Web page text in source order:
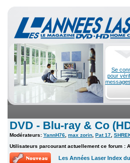
Se
pour
DVD - Blu-ray & Co
Modérateurs: YannH76 max zorin Pat 17
Utilisateurs parcourant actuellement ce forum :
Les Années Laser Index